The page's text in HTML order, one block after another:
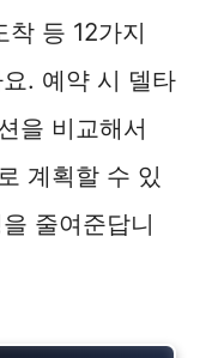
등 12가지
. 예약 시 델타
을 비교해서
계획할 수 있
줄여준답니